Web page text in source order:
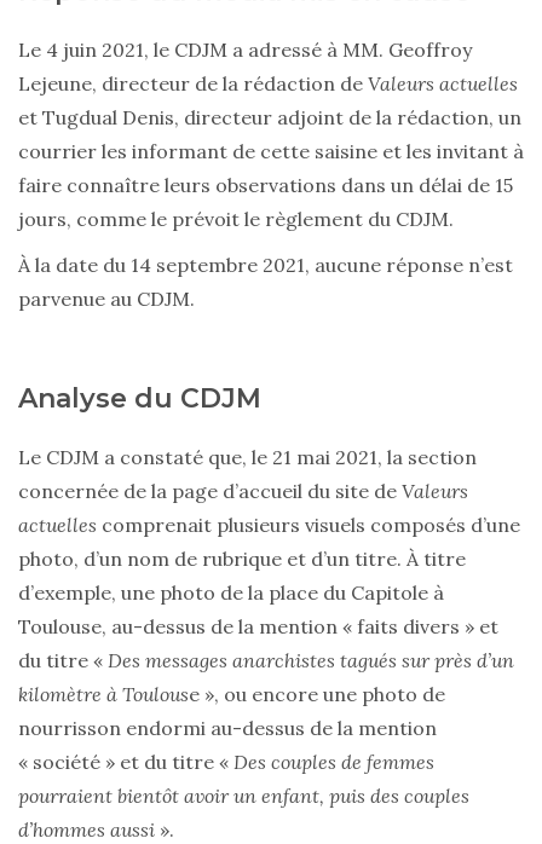
Le 4 juin 2021, le CDJM a adressé à MM. Geoffroy
Lejeune, directeur de la rédaction de Valeurs actuelles
et Tugdual Denis, directeur adjoint de la rédaction, un
courrier les informant de cette saisine et les invitant à
faire connaître leurs observations dans un délai de 15
jours, comme le prévoit le règlement du CDJM.
À la date du 14 septembre 2021, aucune réponse n’est
parvenue au CDJM.
Analyse du CDJM
Le CDJM a constaté que, le 21 mai 2021, la section
concernée de la page d’accueil du site de Valeurs
actuelles comprenait plusieurs visuels composés d’une
photo, d’un nom de rubrique et d’un titre. À titre
d’exemple, une photo de la place du Capitole à
Toulouse, au-dessus de la mention « faits divers » et
du titre « Des messages anarchistes tagués sur près d’un
kilomètre à Toulouse », ou encore une photo de
nourrisson endormi au-dessus de la mention
« société » et du titre « Des couples de femmes
pourraient bientôt avoir un enfant, puis des couples
d’hommes aussi ».